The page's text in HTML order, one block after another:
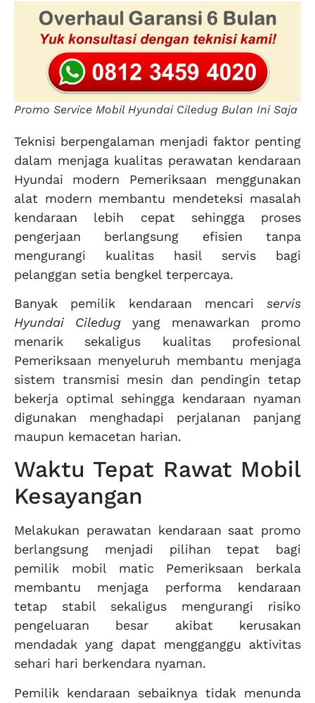
Promo Service Mobil Hyundai Ciledug Bulan Ini Saja
Teknisi berpengalaman menjadi faktor penting
dalam menjaga kualitas perawatan kendaraan
Hyundai modern Pemeriksaan menggunakan
alat modern membantu mendeteksi masalah
kendaraan lebih cepat sehingga proses
pengerjaan berlangsung efisien tanpa
mengurangi kualitas hasil servis bagi
pelanggan setia bengkel terpercaya.
Banyak pemilik kendaraan mencari servis
Hyundai Ciledug yang menawarkan promo
menarik sekaligus kualitas profesional
Pemeriksaan menyeluruh membantu menjaga
sistem transmisi mesin dan pendingin tetap
bekerja optimal sehingga kendaraan nyaman
digunakan menghadapi perjalanan panjang
maupun kemacetan harian.
Waktu Tepat Rawat Mobil
Kesayangan
Melakukan perawatan kendaraan saat promo
berlangsung menjadi pilihan tepat bagi
pemilik mobil matic Pemeriksaan berkala
membantu menjaga performa kendaraan
tetap stabil sekaligus mengurangi risiko
pengeluaran besar akibat kerusakan
mendadak yang dapat mengganggu aktivitas
sehari hari berkendara nyaman.
Pemilik kendaraan sebaiknya tidak menunda